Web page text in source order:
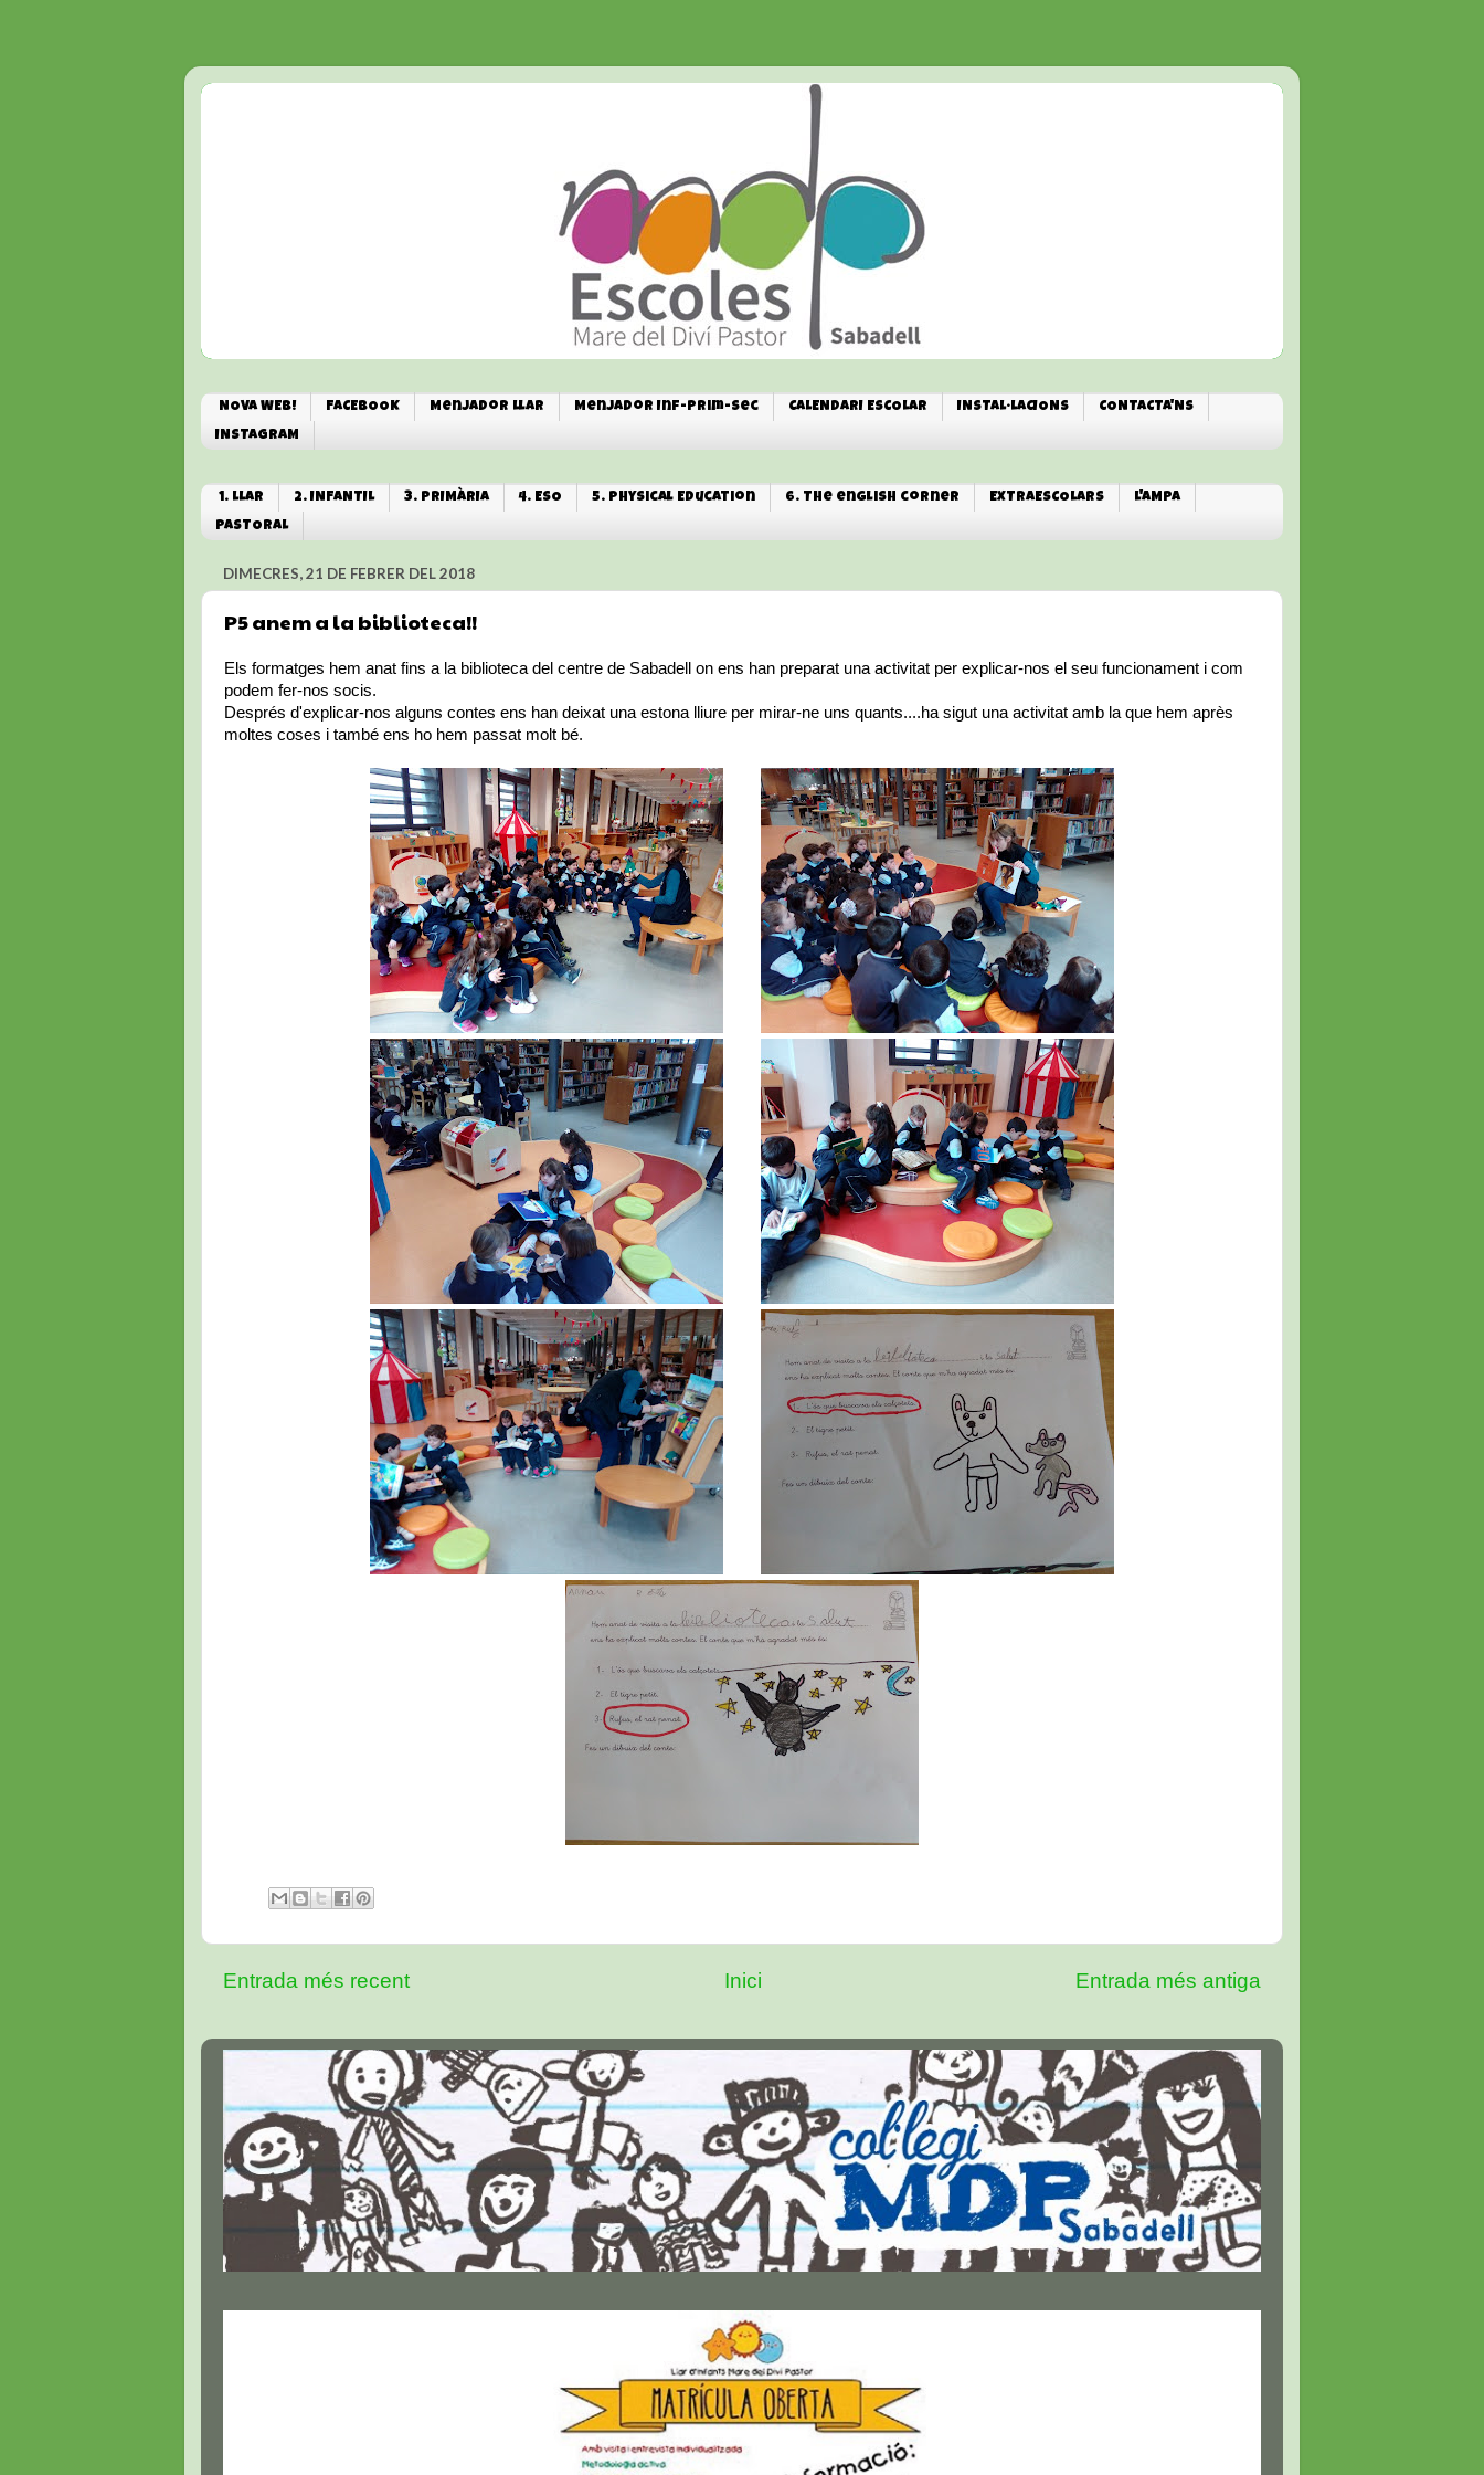
NOVA WEB! FACEBOOK Menjador Llar Menjador Inf-Prim-Sec CALENDARI ESCOLAR INSTAL·LACIONS
CONTACTA'NS
INSTAGRAM
1. LLAR 2. INFANTIL 3. PRIMÀRIA 4. ESO 5. Physical Education 6. The english corner EXTRAESCOLARS
L'AMPA
PASTORAL
DIMECRES, 21 DE FEBRER DEL 2018
P5 anem a la biblioteca!!
Els formatges hem anat fins a la biblioteca del centre de Sabadell on ens han preparat una activitat per explicar-nos el seu funcionament i com
podem fer-nos socis.
Després d'explicar-nos alguns contes ens han deixat una estona lliure per mirar-ne uns quants....ha sigut una activitat amb la que hem après
moltes coses i també ens ho hem passat molt bé.
Entrada més recent Entrada més antiga
Inici